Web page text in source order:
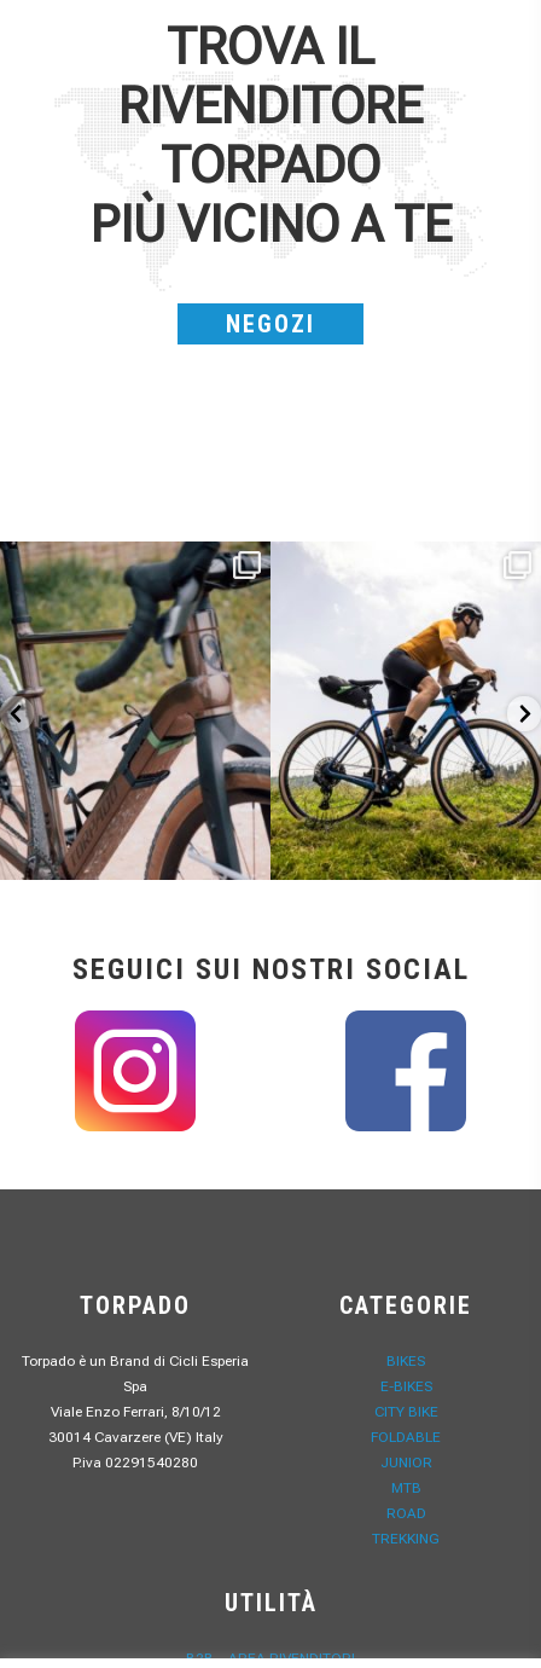
TROVA IL
RIVENDITORE
TORPADO
PIÙ VICINO A TE
NEGOZI
Kepler R è la gravel pensata per affrontare
lunghe...
26 0
Parte dalla strada, continua sulla ghiaia,
2
SEGUICI SUI NOSTRI SOCIAL
TORPADO
Torpado è un Brand di Cicli Esperia
Spa
Viale Enzo Ferrari, 8/10/12
30014 Cavarzere (VE) Italy
P.iva 02291540280
CATEGORIE
BIKES
E-BIKES
CITY BIKE
FOLDABLE
JUNIOR
MTB
ROAD
TREKKING
UTILITÀ
B2B – AREA RIVENDITORI